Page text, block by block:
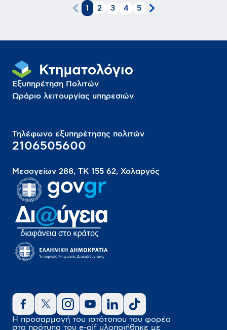
1 2 3 4 5
Εξυπηρέτηση Πολιτών
Ωράριο λειτουργίας υπηρεσιών
Τηλέφωνο εξυπηρέτησης πολιτών
2106505600
Μεσογείων 288, ΤΚ 155 62, Χολαργός
Η προσαρμογή του ιστότοπου του φορέα
στα πρότυπα του e-gif υλοποιήθηκε με